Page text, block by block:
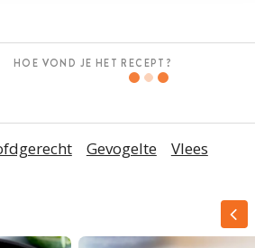
HOE VOND JE HET RECEPT?
Gevogelte Vlees